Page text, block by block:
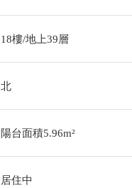
18樓/地上39層
北
陽台面積5.96m²
居住中